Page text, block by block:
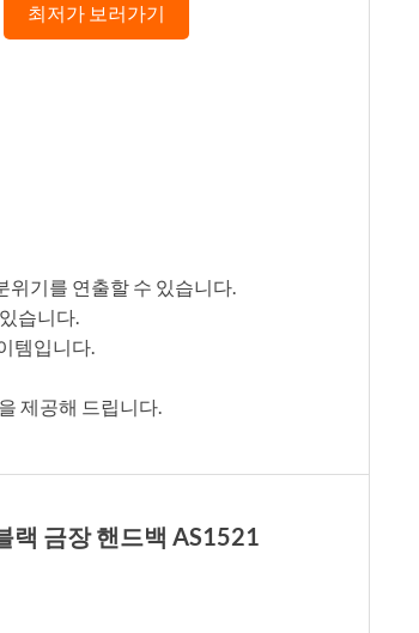
최저가 보러가기
위기를 연출할 수 있습니다.
습니다.
템입니다.
제공해 드립니다.
랙 금장 핸드백 AS1521